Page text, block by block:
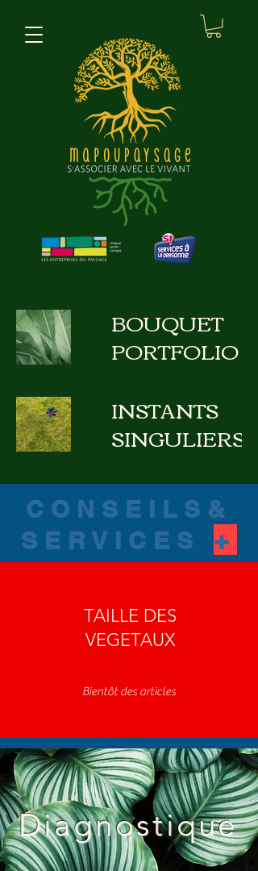
BOUQUET
PORTFOLIO
INSTANTS
SINGULIERS
CONSEILS&
SERVICES +
TAILLE DES
VEGETAUX
Bientôt des articles
Diagnostique